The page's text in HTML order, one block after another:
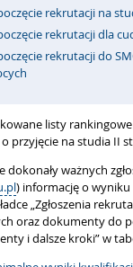
rekrutacji na
rekrutacji dla
rekrutacji do
listy
przyjęcie na studia II
ważnych
) informację o
„Zgłoszenia
oraz dokumenty do
i dalsze kroki” w